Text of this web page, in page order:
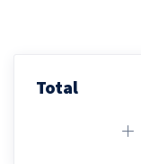
Total